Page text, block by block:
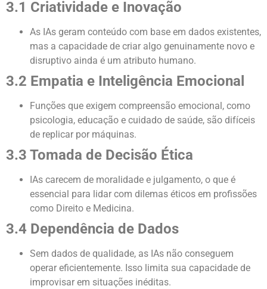
3.1 Criatividade e Inovação
As IAs geram conteúdo com base em dados existentes,
mas a capacidade de criar algo genuinamente novo e
disruptivo ainda é um atributo humano.
3.2 Empatia e Inteligência Emocional
Funções que exigem compreensão emocional, como
psicologia, educação e cuidado de saúde, são difíceis
de replicar por máquinas.
3.3 Tomada de Decisão Ética
IAs carecem de moralidade e julgamento, o que é
essencial para lidar com dilemas éticos em profissões
como Direito e Medicina.
3.4 Dependência de Dados
Sem dados de qualidade, as IAs não conseguem
operar eficientemente. Isso limita sua capacidade de
improvisar em situações inéditas.